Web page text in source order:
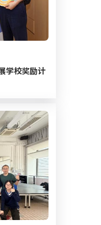
学校奖励计